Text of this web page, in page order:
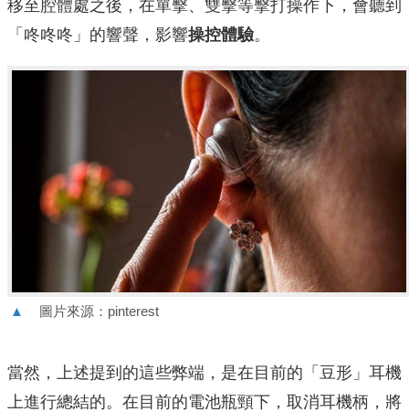
移至腔體處之後，在單擊、雙擊等擊打操作下，會聽到
「咚咚咚」的響聲，影響操控體驗。
▲ 圖片來源：pinterest
當然，上述提到的這些弊端，是在目前的「豆形」耳機
上進行總結的。在目前的電池瓶頸下，取消耳機柄，將